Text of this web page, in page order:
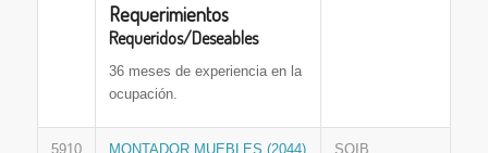
Requerimientos
Requeridos/Deseables
36 meses de experiencia en la
ocupación.
5910
MONTADOR MUEBLES (2044)
SOIB